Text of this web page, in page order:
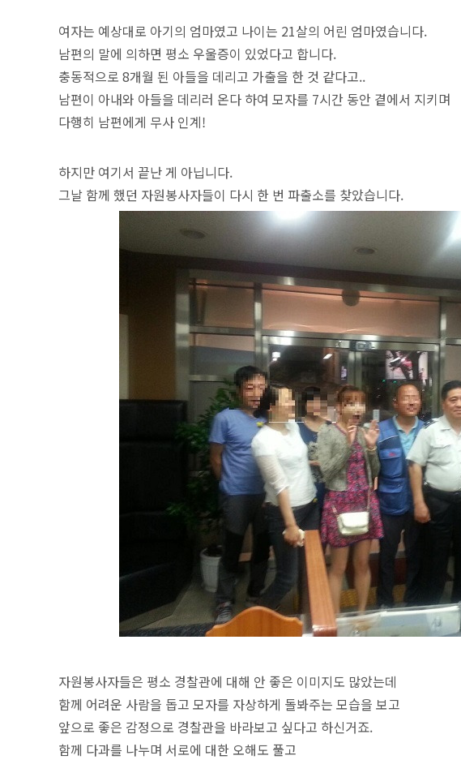
여자는 예상대로 아기의 엄마였고 나이는 21살의 어린 엄마였습니다.
남편의 말에 의하면 평소 우울증이 있었다고 합니다.
충동적으로 8개월 된 아들을 데리고 가출을 한 것 같다고..
남편이 아내와 아들을 데리러 온다 하여 모자를 7시간 동안 곁에서 지키며
다행히 남편에게 무사 인계!
하지만 여기서 끝난 게 아닙니다.
그날 함께 했던 자원봉사자들이 다시 한 번 파출소를 찾았습니다.
자원봉사자들은 평소 경찰관에 대해 안 좋은 이미지도 많았는데
함께 어려운 사람을 돕고 모자를 자상하게 돌봐주는 모습을 보고
앞으로 좋은 감정으로 경찰관을 바라보고 싶다고 하신거죠.
함께 다과를 나누며 서로에 대한 오해도 풀고